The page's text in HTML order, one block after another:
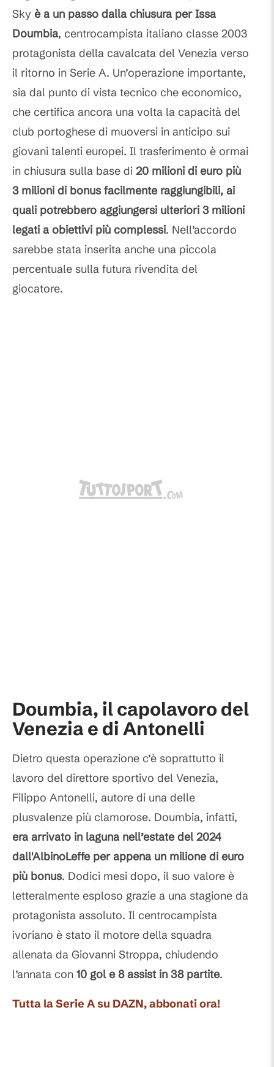
Sky è a un passo dalla chiusura per Issa
Doumbia, centrocampista italiano classe 2003
protagonista della cavalcata del Venezia verso
il ritorno in Serie A. Un’operazione importante,
sia dal punto di vista tecnico che economico,
che certifica ancora una volta la capacità del
club portoghese di muoversi in anticipo sui
giovani talenti europei. Il trasferimento è ormai
in chiusura sulla base di 20 milioni di euro più
3 milioni di bonus facilmente raggiungibili, ai
quali potrebbero aggiungersi ulteriori 3 milioni
legati a obiettivi più complessi. Nell’accordo
sarebbe stata inserita anche una piccola
percentuale sulla futura rivendita del
giocatore.
Doumbia, il capolavoro del
Venezia e di Antonelli
Dietro questa operazione c’è soprattutto il
lavoro del direttore sportivo del Venezia,
Filippo Antonelli, autore di una delle
plusvalenze più clamorose. Doumbia, infatti,
era arrivato in laguna nell’estate del 2024
dall'AlbinoLeffe per appena un milione di euro
più bonus. Dodici mesi dopo, il suo valore è
letteralmente esploso grazie a una stagione da
protagonista assoluto. Il centrocampista
ivoriano è stato il motore della squadra
allenata da Giovanni Stroppa, chiudendo
l’annata con 10 gol e 8 assist in 38 partite.
Tutta la Serie A su DAZN, abbonati ora!